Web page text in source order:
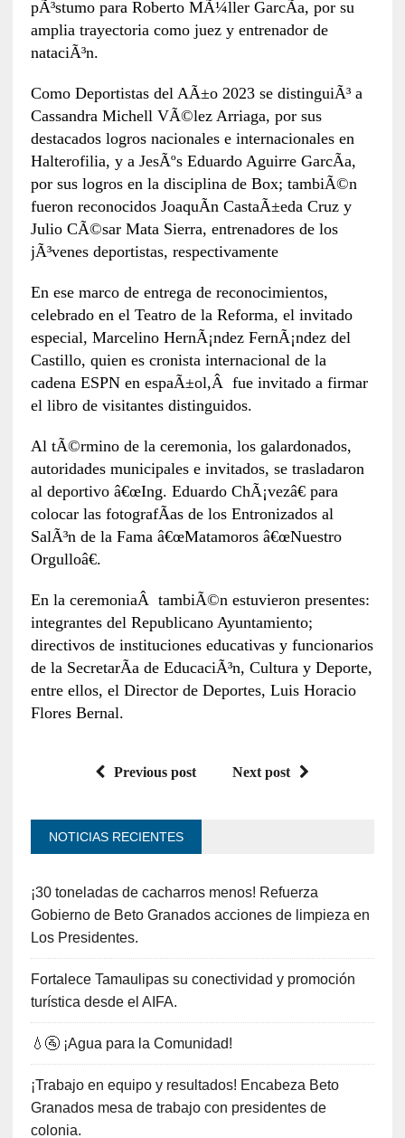
pÃ³stumo para Roberto MÃ¼ller GarcÃ­a, por su
amplia trayectoria como juez y entrenador de
nataciÃ³n.
Como Deportistas del AÃ±o 2023 se distinguiÃ³ a
Cassandra Michell VÃ©lez Arriaga, por sus
destacados logros nacionales e internacionales en
Halterofilia, y a JesÃºs Eduardo Aguirre GarcÃ­a,
por sus logros en la disciplina de Box; tambiÃ©n
fueron reconocidos JoaquÃ­n CastaÃ±eda Cruz y
Julio CÃ©sar Mata Sierra, entrenadores de los
jÃ³venes deportistas, respectivamente
En ese marco de entrega de reconocimientos,
celebrado en el Teatro de la Reforma, el invitado
especial, Marcelino HernÃ¡ndez FernÃ¡ndez del
Castillo, quien es cronista internacional de la
cadena ESPN en espaÃ±ol,Â fue invitado a firmar
el libro de visitantes distinguidos.
Al tÃ©rmino de la ceremonia, los galardonados,
autoridades municipales e invitados, se trasladaron
al deportivo â€œIng. Eduardo ChÃ¡vezâ€ para
colocar las fotografÃ­as de los Entronizados al
SalÃ³n de la Fama â€œMatamoros â€œNuestro
Orgulloâ€.
En la ceremoniaÂ tambiÃ©n estuvieron presentes:
integrantes del Republicano Ayuntamiento;
directivos de instituciones educativas y funcionarios
de la SecretarÃ­a de EducaciÃ³n, Cultura y Deporte,
entre ellos, el Director de Deportes, Luis Horacio
Flores Bernal.
Previous post Next post
NOTICIAS RECIENTES
¡30 toneladas de cacharros menos! Refuerza
Gobierno de Beto Granados acciones de limpieza en
Los Presidentes.
Fortalece Tamaulipas su conectividad y promoción
turística desde el AIFA.
💧🚰 ¡Agua para la Comunidad!
¡Trabajo en equipo y resultados! Encabeza Beto
Granados mesa de trabajo con presidentes de
colonia.